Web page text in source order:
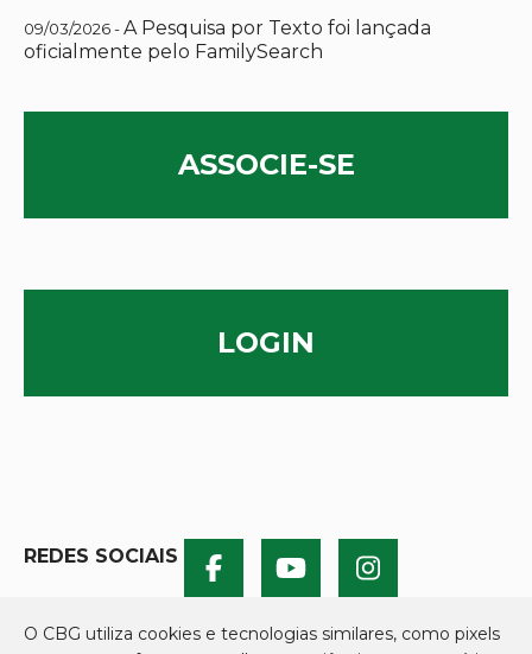
09/03/2026 -A Pesquisa por Texto foi lançada
oficialmente pelo FamilySearch
ASSOCIE-SE
LOGIN
REDES SOCIAIS
O CBG utiliza cookies e tecnologias similares, como pixels